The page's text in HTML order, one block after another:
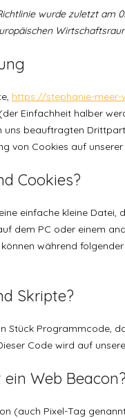
wurde zuletzt am
https://stephanie-meer-
Einfachheit halber
uns beauftragten
von Cookies auf unserer
Cookies?
einfache kleine
dem PC oder einem
während
Skripte?
Stück Programmcode,
Code wird auf
ein Web Beacon?
(auch Pixel-Tag